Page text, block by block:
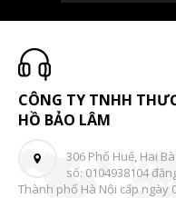
CÔNG TY TNHH
HỒ BẢO LÂM
306 Phố Huế, Hai
số: 0104938104
Thành phố Hà Nội cấp ngày